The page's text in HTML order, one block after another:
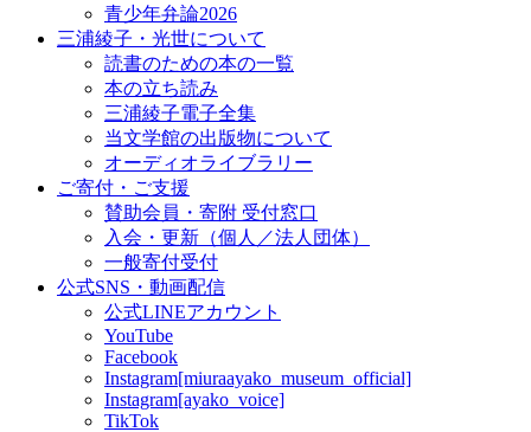
青少年弁論2026
三浦綾子・光世について
読書のための本の一覧
本の立ち読み
三浦綾子電子全集
当文学館の出版物について
オーディオライブラリー
ご寄付・ご支援
賛助会員・寄附 受付窓口
入会・更新（個人／法人団体）
一般寄付受付
公式SNS・動画配信
公式LINEアカウント
YouTube
Facebook
Instagram[miuraayako_museum_official]
Instagram[ayako_voice]
TikTok